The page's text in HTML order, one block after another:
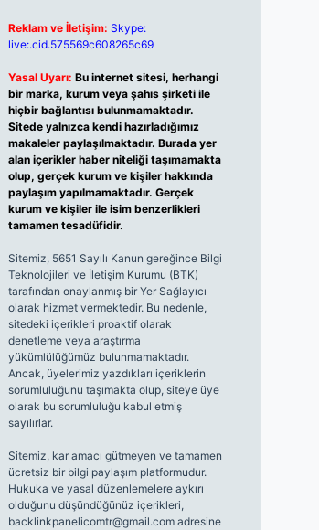
Reklam ve İletişim: Skype:
live:.cid.575569c608265c69
Yasal Uyarı: Bu internet sitesi, herhangi
bir marka, kurum veya şahıs şirketi ile
hiçbir bağlantısı bulunmamaktadır.
Sitede yalnızca kendi hazırladığımız
makaleler paylaşılmaktadır. Burada yer
alan içerikler haber niteliği taşımamakta
olup, gerçek kurum ve kişiler hakkında
paylaşım yapılmamaktadır. Gerçek
kurum ve kişiler ile isim benzerlikleri
tamamen tesadüfidir.
Sitemiz, 5651 Sayılı Kanun gereğince Bilgi
Teknolojileri ve İletişim Kurumu (BTK)
tarafından onaylanmış bir Yer Sağlayıcı
olarak hizmet vermektedir. Bu nedenle,
sitedeki içerikleri proaktif olarak
denetleme veya araştırma
yükümlülüğümüz bulunmamaktadır.
Ancak, üyelerimiz yazdıkları içeriklerin
sorumluluğunu taşımakta olup, siteye üye
olarak bu sorumluluğu kabul etmiş
sayılırlar.
Sitemiz, kar amacı gütmeyen ve tamamen
ücretsiz bir bilgi paylaşım platformudur.
Hukuka ve yasal düzenlemelere aykırı
olduğunu düşündüğünüz içerikleri,
backlinkpanelicomtr@gmail.comadresine